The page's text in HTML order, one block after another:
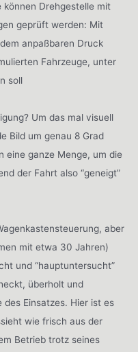
Drehgestelle mit
geprüft werden: Mit
anpaßbaren Druck
Fahrzeuge, unter
soll
Um das mal visuell
Bild um genau 8 Grad
eine ganze Menge, um die
der Fahrt also “geneigt”
aber
mit etwa 30 Jahren)
und “hauptuntersucht”
überholt und
Einsatzes. Hier ist es
wie frisch aus der
Betrieb trotz seines